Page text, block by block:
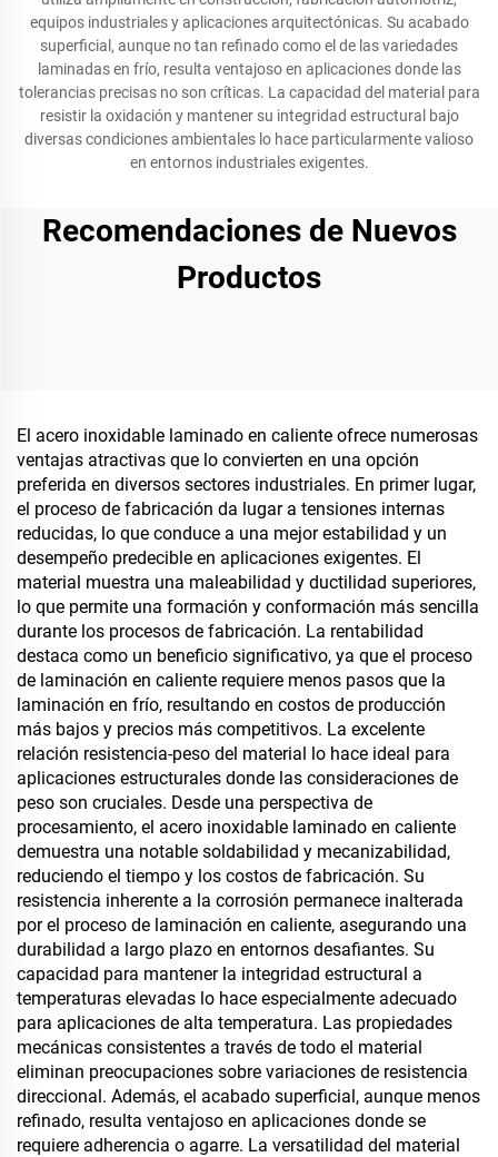
equipos industriales y aplicaciones arquitectónicas. Su acabado
superficial, aunque no tan refinado como el de las variedades
laminadas en frío, resulta ventajoso en aplicaciones donde las
tolerancias precisas no son críticas. La capacidad del material para
resistir la oxidación y mantener su integridad estructural bajo
diversas condiciones ambientales lo hace particularmente valioso
en entornos industriales exigentes.
Recomendaciones de Nuevos
Productos
El acero inoxidable laminado en caliente ofrece numerosas
ventajas atractivas que lo convierten en una opción
preferida en diversos sectores industriales. En primer lugar,
el proceso de fabricación da lugar a tensiones internas
reducidas, lo que conduce a una mejor estabilidad y un
desempeño predecible en aplicaciones exigentes. El
material muestra una maleabilidad y ductilidad superiores,
lo que permite una formación y conformación más sencilla
durante los procesos de fabricación. La rentabilidad
destaca como un beneficio significativo, ya que el proceso
de laminación en caliente requiere menos pasos que la
laminación en frío, resultando en costos de producción
más bajos y precios más competitivos. La excelente
relación resistencia-peso del material lo hace ideal para
aplicaciones estructurales donde las consideraciones de
peso son cruciales. Desde una perspectiva de
procesamiento, el acero inoxidable laminado en caliente
demuestra una notable soldabilidad y mecanizabilidad,
reduciendo el tiempo y los costos de fabricación. Su
resistencia inherente a la corrosión permanece inalterada
por el proceso de laminación en caliente, asegurando una
durabilidad a largo plazo en entornos desafiantes. Su
capacidad para mantener la integridad estructural a
temperaturas elevadas lo hace especialmente adecuado
para aplicaciones de alta temperatura. Las propiedades
mecánicas consistentes a través de todo el material
eliminan preocupaciones sobre variaciones de resistencia
direccional. Además, el acabado superficial, aunque menos
refinado, resulta ventajoso en aplicaciones donde se
requiere adherencia o agarre. La versatilidad del material